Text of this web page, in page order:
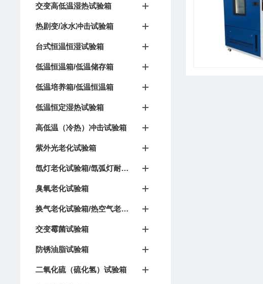
交变高低温湿热试验箱
热剧变/冰水冲击试验箱
台式恒温恒湿试验箱
低温恒温箱/低温储存箱
低温培养箱/低温恒温箱
低温恒定湿热试验箱
高低温（冷热）冲击试验箱
紫外光老化试验箱
氙灯老化试验箱/氙弧灯耐候试验箱
臭氧老化试验箱
换气老化试验箱/热空气老化箱
交变霉菌试验箱
防锈油脂试验箱
二氧化硫（硫化氢）试验箱